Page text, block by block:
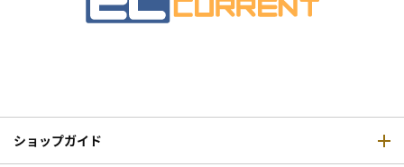
ショップガイド